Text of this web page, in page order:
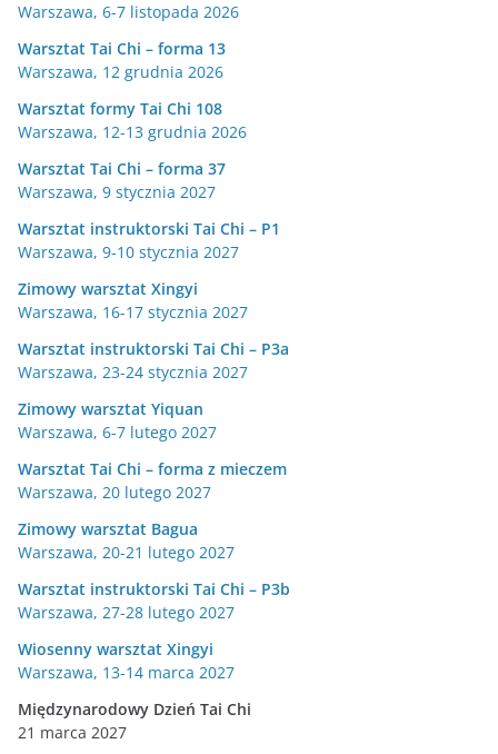
Warszawa, 6-7 listopada 2026
Warsztat Tai Chi – forma 13
Warszawa, 12 grudnia 2026
Warsztat formy Tai Chi 108
Warszawa, 12-13 grudnia 2026
Warsztat Tai Chi – forma 37
Warszawa, 9 stycznia 2027
Warsztat instruktorski Tai Chi – P1
Warszawa, 9-10 stycznia 2027
Zimowy warsztat Xingyi
Warszawa, 16-17 stycznia 2027
Warsztat instruktorski Tai Chi – P3a
Warszawa, 23-24 stycznia 2027
Zimowy warsztat Yiquan
Warszawa, 6-7 lutego 2027
Warsztat Tai Chi – forma z mieczem
Warszawa, 20 lutego 2027
Zimowy warsztat Bagua
Warszawa, 20-21 lutego 2027
Warsztat instruktorski Tai Chi – P3b
Warszawa, 27-28 lutego 2027
Wiosenny warsztat Xingyi
Warszawa, 13-14 marca 2027
Międzynarodowy Dzień Tai Chi
21 marca 2027